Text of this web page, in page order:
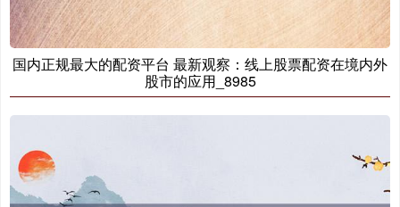
国内正规最大的配资平台 最新观察：线上股票配资在境内外
股市的应用_8985